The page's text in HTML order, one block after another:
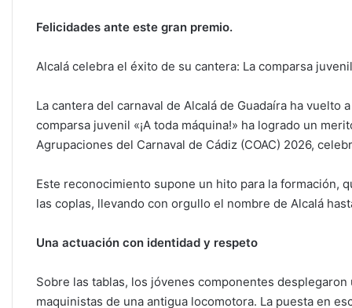
p o
k
Felicidades ante este gran premio.
Alcalá celebra el éxito de su cantera: La comparsa
La cantera del carnaval de Alcalá de Guadaíra ha
comparsa juvenil «¡A toda máquina!» ha logrado un
Agrupaciones del Carnaval de Cádiz (COAC) 2026,
Este reconocimiento supone un hito para la formación,
las coplas, llevando con orgullo el nombre de Alcalá
Una actuación con identidad y respeto
Sobre las tablas, los jóvenes componentes
maquinistas de una antigua locomotora. La puesta en